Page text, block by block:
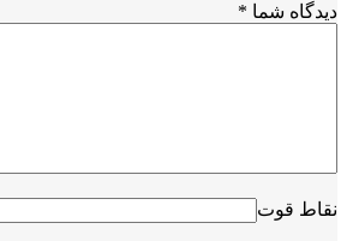
دیدگاه شما *
نقاط قوت